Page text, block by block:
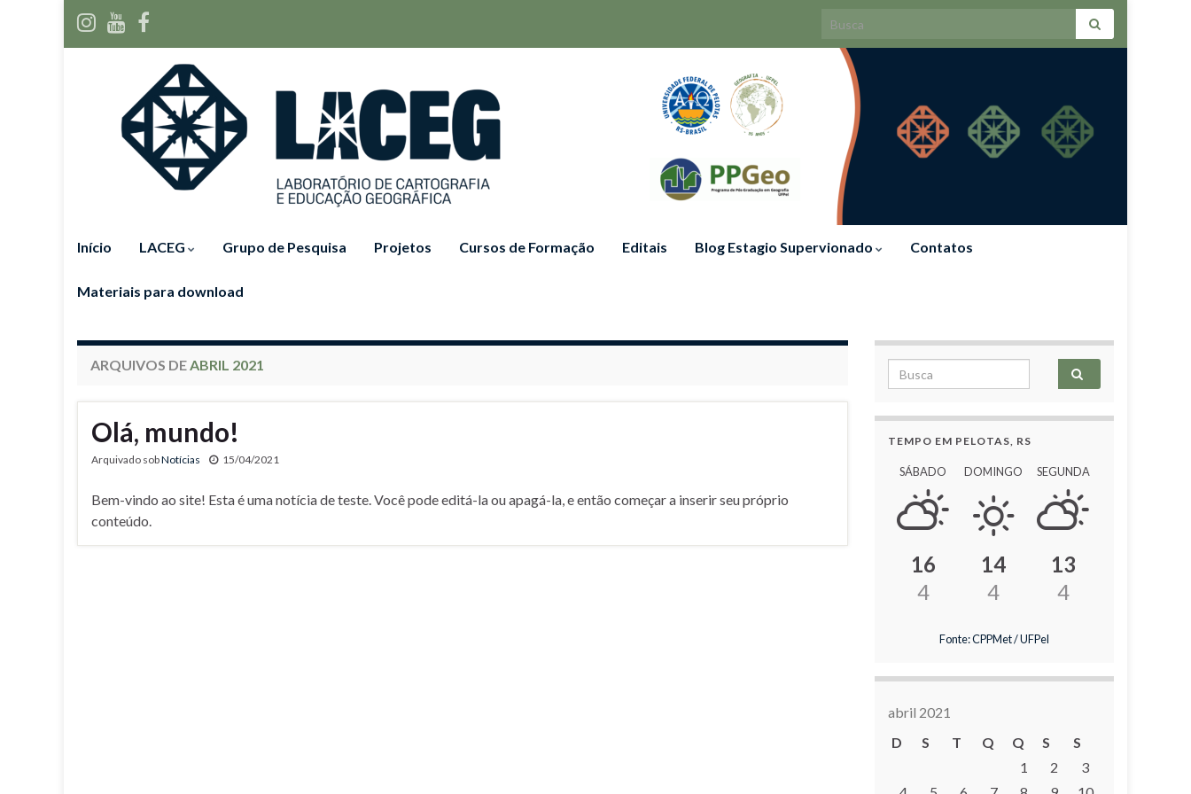
Search for:
Início LACEG Grupo de Pesquisa Projetos Cursos de Formação Editais Blog Estagio Supervionado Contatos
Materiais para download
ARQUIVOS DEABRIL 2021
Olá, mundo!
Arquivado sobNotícias 15/04/2021
Bem-vindo ao site! Esta é uma notícia de teste. Você pode editá-la ou apagá-la, e então começar a inserir seu próprio
conteúdo.
Search for:
TEMPO EM PELOTAS, RS
SÁBADO
16
4
DOMINGO
14
4
SEGUNDA
13
4
Fonte: CPPMet / UFPel
abril 2021
D
S T Q Q S
S
1
2
3